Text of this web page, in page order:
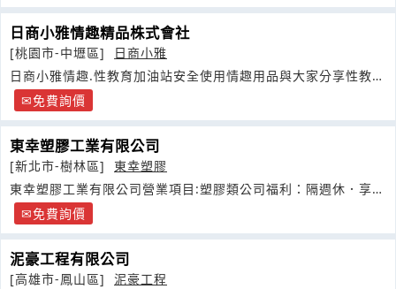
日商小雅情趣精品株式會社
[桃園市-中壢區]
日商小雅
日商小雅情趣.性教育加油站安全使用情趣用品與大家分享性教育
性行為免費詢價
東幸塑膠工業有限公司
[新北市-樹林區]
東幸塑膠
東幸塑膠工業有限公司營業項目:塑膠類公司福利：隔週休．享伙
食．免費詢價
泥豪工程有限公司
[高雄市-鳳山區]
泥豪工程